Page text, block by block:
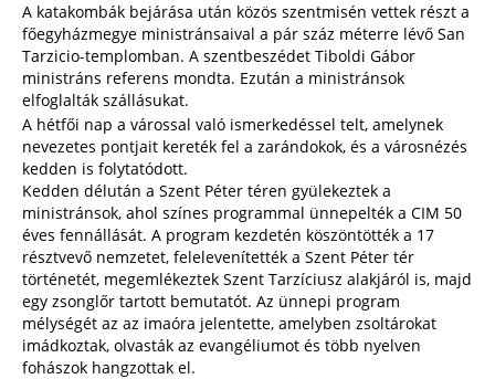
A katakombák bejárása után közös szentmisén vettek részt a
főegyházmegye ministránsaival a pár száz méterre lévő San
Tarzicio-templomban. A szentbeszédet Tiboldi Gábor
ministráns referens mondta. Ezután a ministránsok
elfoglalták szállásukat.
A hétfői nap a várossal való ismerkedéssel telt, amelynek
nevezetes pontjait kereték fel a zarándokok, és a városnézés
kedden is folytatódott.
Kedden délután a Szent Péter téren gyülekeztek a
ministránsok, ahol színes programmal ünnepelték a CIM 50
éves fennállását. A program kezdetén köszöntötték a 17
résztvevő nemzetet, felelevenítették a Szent Péter tér
történetét, megemlékeztek Szent Tarzíciusz alakjáról is, majd
egy zsonglőr tartott bemutatót. Az ünnepi program
mélységét az az imaóra jelentette, amelyben zsoltárokat
imádkoztak, olvasták az evangéliumot és több nyelven
fohászok hangzottak el.